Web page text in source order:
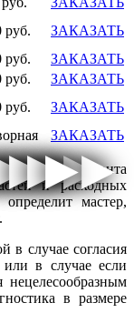
▶▶▶▶▶
▶▶▶
руб.
ЗАКАЗАТЬ
руб.
ЗАКАЗАТЬ
руб.
ЗАКАЗАТЬ
руб.
ЗАКАЗАТЬ
ЗАКАЗАТЬ
ремонта
и расходных
мастер,
в случае согласия
в случае если
в размере